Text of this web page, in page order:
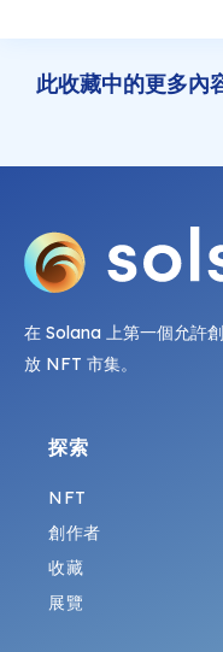
此收藏中的更多內
在 Solana 上第一個允許
放 NFT 市集。
探索
NFT
創作者
收藏
展覽